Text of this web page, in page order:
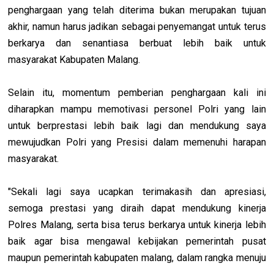
penghargaan yang telah diterima bukan merupakan tujuan
akhir, namun harus jadikan sebagai penyemangat untuk terus
berkarya dan senantiasa berbuat lebih baik untuk
masyarakat Kabupaten Malang.
Selain itu, momentum pemberian penghargaan kali ini
diharapkan mampu memotivasi personel Polri yang lain
untuk berprestasi lebih baik lagi dan mendukung saya
mewujudkan Polri yang Presisi dalam memenuhi harapan
masyarakat.
"Sekali lagi saya ucapkan terimakasih dan apresiasi,
semoga prestasi yang diraih dapat mendukung kinerja
Polres Malang, serta bisa terus berkarya untuk kinerja lebih
baik agar bisa mengawal kebijakan pemerintah pusat
maupun pemerintah kabupaten malang, dalam rangka menuju